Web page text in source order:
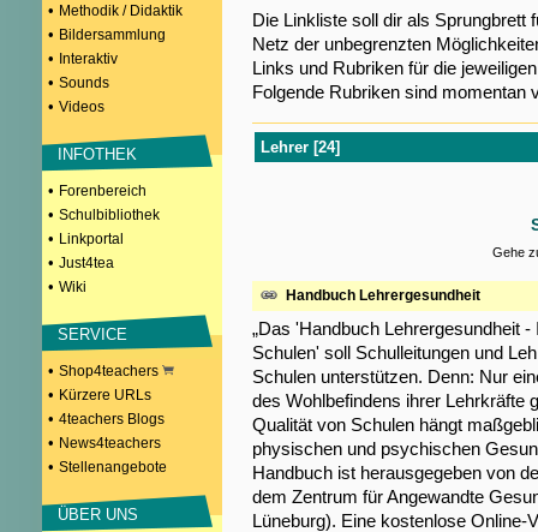
• Methodik / Didaktik
• Bildersammlung
• Interaktiv
• Sounds
• Videos
INFOTHEK
• Forenbereich
• Schulbibliothek
• Linkportal
• Just4tea
• Wiki
SERVICE
• Shop4teachers
• Kürzere URLs
• 4teachers Blogs
• News4teachers
• Stellenangebote
ÜBER UNS
Die Linkliste soll dir als Sprungbrett
Netz der unbegrenzten
Links und Rubriken für die
Folgende Rubriken sind momentan
Lehrer [24]
Gehe
Handbuch Lehrergesundheit
„Das 'Handbuch Lehrergesundheit
Schulen' soll Schulleitungen und
Schulen unterstützen. Denn: Nur
des Wohlbefindens ihrer Lehrkräfte
Qualität von Schulen hängt
physischen und psychischen
Handbuch ist herausgegeben von
dem Zentrum für Angewandte
Lüneburg). Eine kostenlose Online-